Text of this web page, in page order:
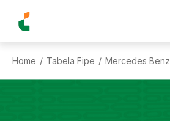
Home / Tabela Fipe / Mercedes Benz